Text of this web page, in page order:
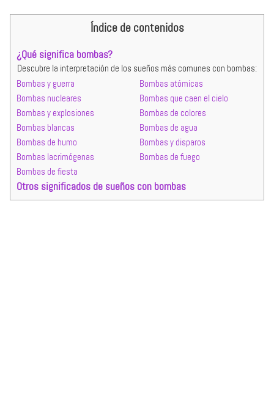
Índice de contenidos
¿Qué significa bombas?
Descubre la interpretación de los sueños más comunes con bombas:
Bombas y guerra
Bombas atómicas
Bombas nucleares
Bombas que caen el cielo
Bombas y explosiones
Bombas de colores
Bombas blancas
Bombas de agua
Bombas de humo
Bombas y disparos
Bombas lacrimógenas
Bombas de fuego
Bombas de fiesta
Otros significados de sueños con bombas